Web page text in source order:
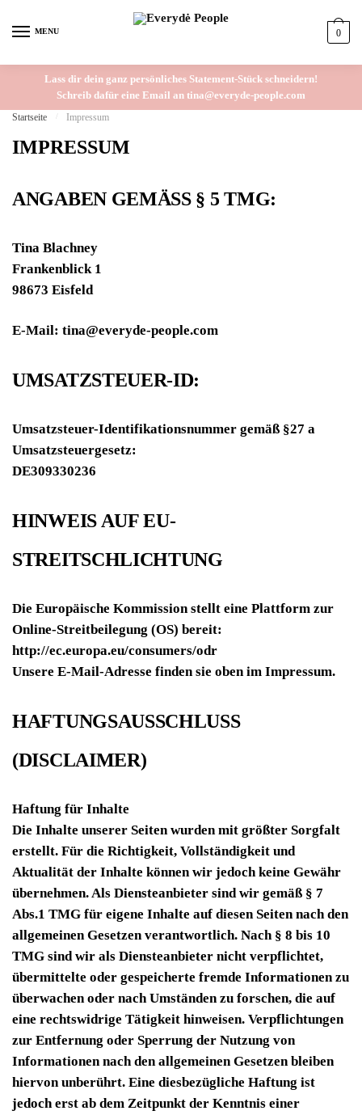
MENU 0
Lass dir dein ganz persönliches Statement-Stück schneidern!
Schreib dafür eine Email an tina@everyde-people.com
Startseite Impressum
IMPRESSUM
ANGABEN GEMÄSS § 5 TMG:
Tina Blachney
Frankenblick 1
98673 Eisfeld
E-Mail: tina@everyde-people.com
UMSATZSTEUER-ID:
Umsatzsteuer-Identifikationsnummer gemäß §27 a
Umsatzsteuergesetz:
DE309330236
HINWEIS AUF EU-
STREITSCHLICHTUNG
Die Europäische Kommission stellt eine Plattform zur
Online-Streitbeilegung (OS) bereit:
http://ec.europa.eu/consumers/odr
Unsere E-Mail-Adresse finden sie oben im Impressum.
HAFTUNGSAUSSCHLUSS
(DISCLAIMER)
Haftung für Inhalte
Die Inhalte unserer Seiten wurden mit größter Sorgfalt
erstellt. Für die Richtigkeit, Vollständigkeit und
Aktualität der Inhalte können wir jedoch keine Gewähr
übernehmen. Als Diensteanbieter sind wir gemäß § 7
Abs.1 TMG für eigene Inhalte auf diesen Seiten nach den
allgemeinen Gesetzen verantwortlich. Nach § 8 bis 10
TMG sind wir als Diensteanbieter nicht verpflichtet,
übermittelte oder gespeicherte fremde Informationen zu
überwachen oder nach Umständen zu forschen, die auf
eine rechtswidrige Tätigkeit hinweisen. Verpflichtungen
zur Entfernung oder Sperrung der Nutzung von
Informationen nach den allgemeinen Gesetzen bleiben
hiervon unberührt. Eine diesbezügliche Haftung ist
jedoch erst ab dem Zeitpunkt der Kenntnis einer